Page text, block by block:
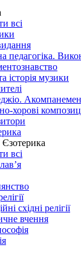
всі
педагогіка.
історія музики
хорові
Єзотерика
всі
східні релігії
вчення